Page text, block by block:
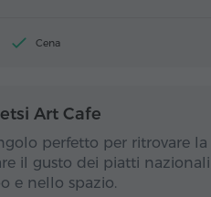
Cena
Art Cafe
perfetto per ritrovare
il gusto dei piatti
e nello spazio.